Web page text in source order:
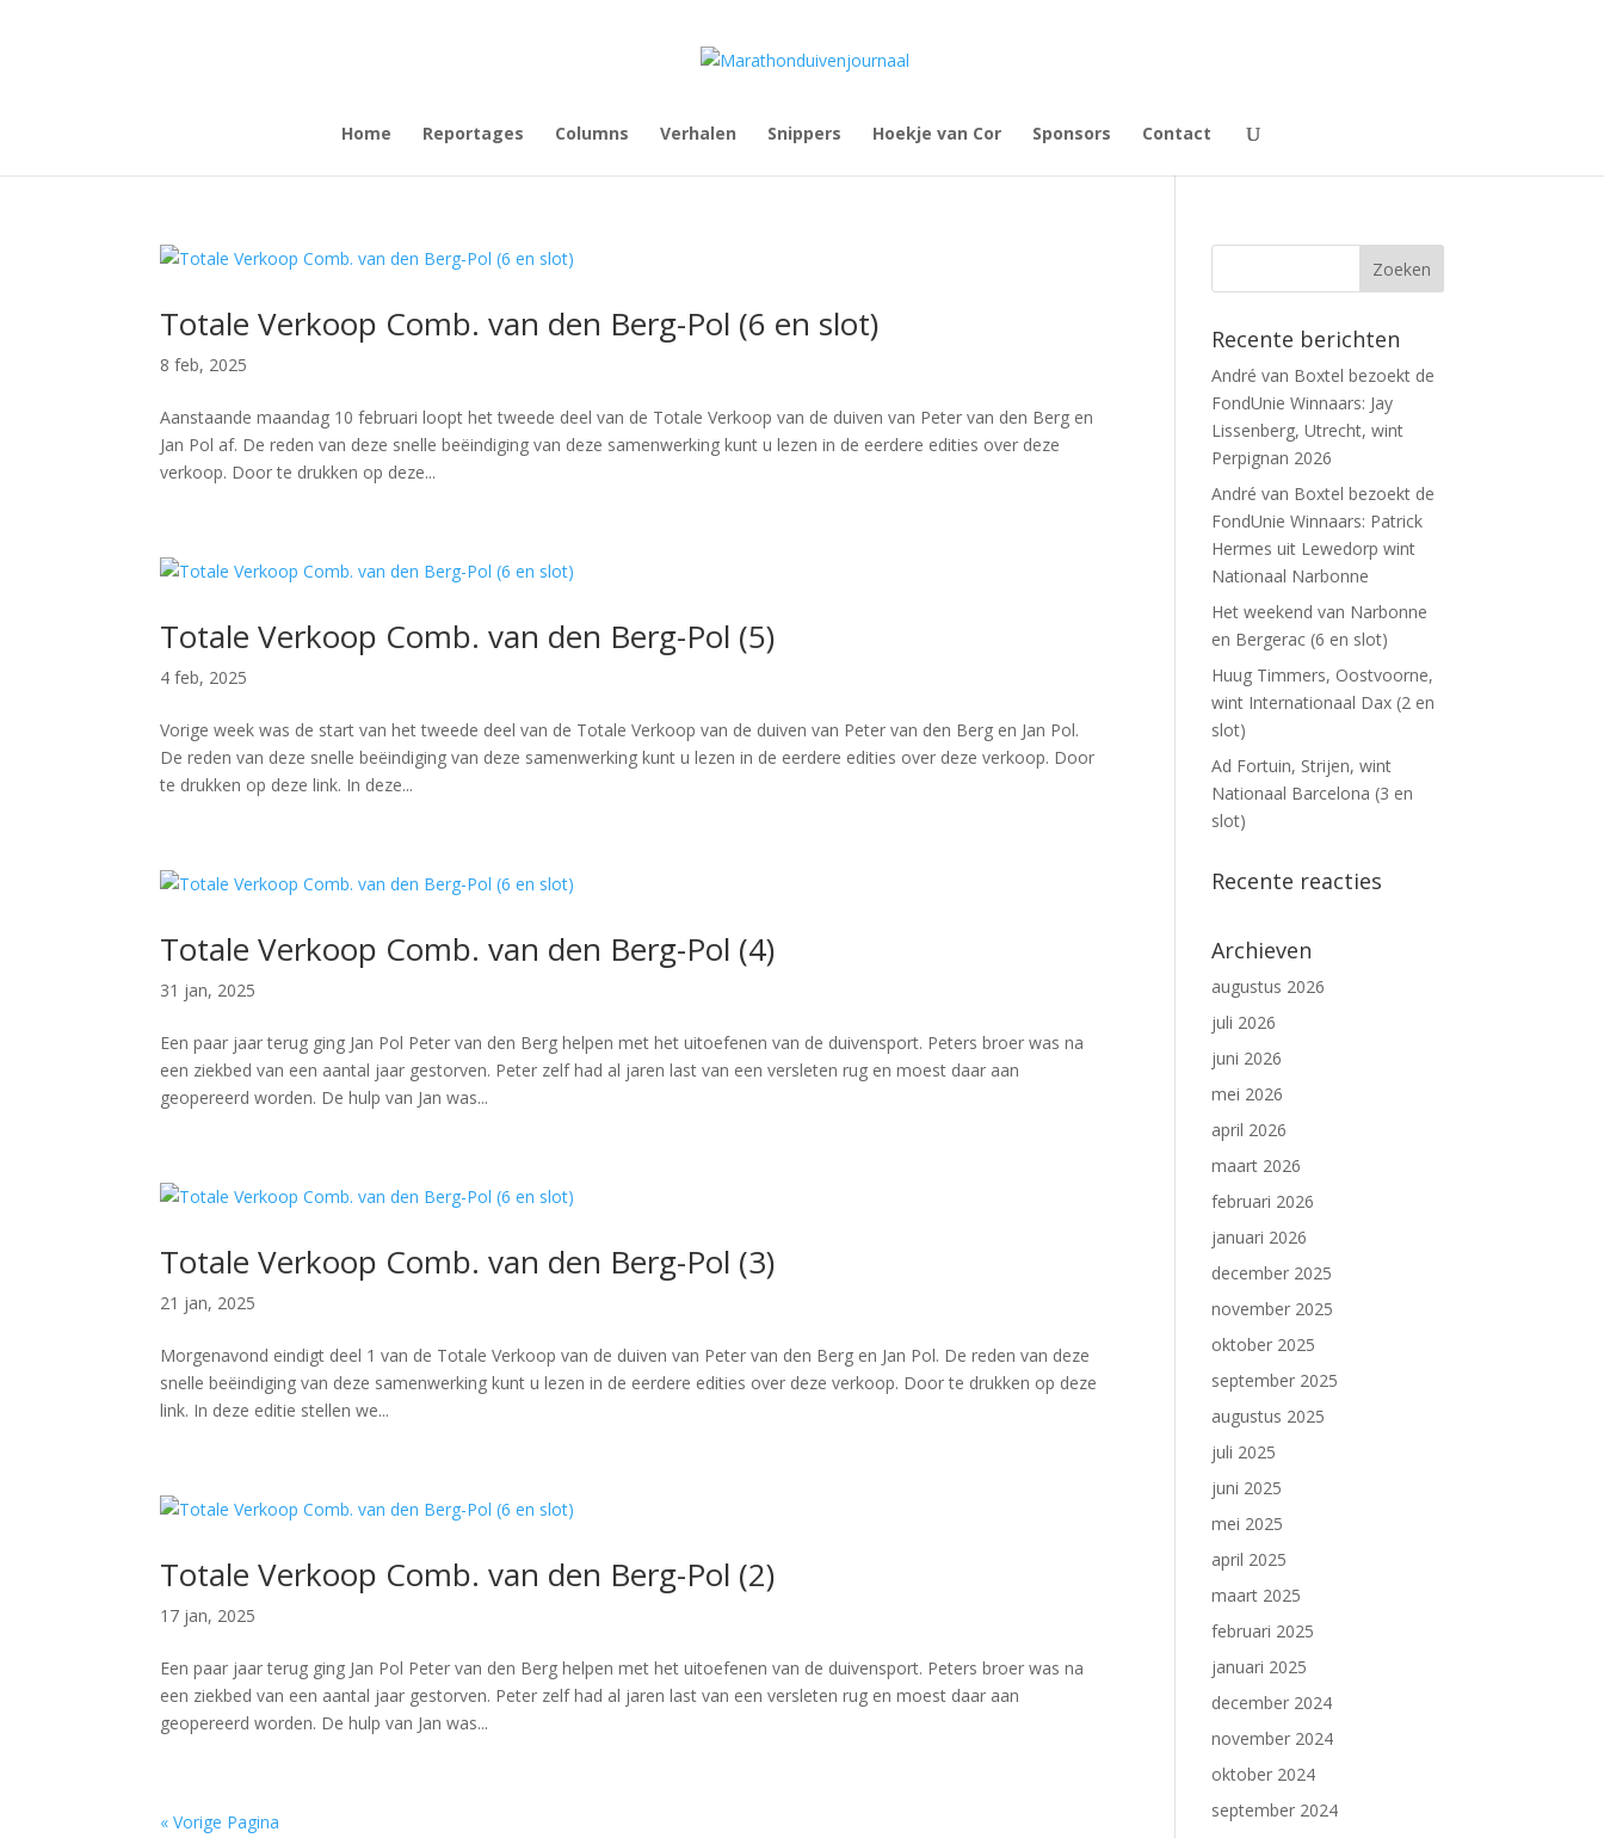
Home Reportages Columns Verhalen Snippers Hoekje van Cor Sponsors Contact
Totale Verkoop Comb. van den Berg-Pol (6 en slot)
8 feb, 2025
Aanstaande maandag 10 februari loopt het tweede deel van de Totale Verkoop van de duiven van Peter van den Berg en
Jan Pol af. De reden van deze snelle beëindiging van deze samenwerking kunt u lezen in de eerdere edities over deze
verkoop. Door te drukken op deze...
Totale Verkoop Comb. van den Berg-Pol (5)
4 feb, 2025
Vorige week was de start van het tweede deel van de Totale Verkoop van de duiven van Peter van den Berg en Jan Pol.
De reden van deze snelle beëindiging van deze samenwerking kunt u lezen in de eerdere edities over deze verkoop. Door
te drukken op deze link. In deze...
Totale Verkoop Comb. van den Berg-Pol (4)
31 jan, 2025
Een paar jaar terug ging Jan Pol Peter van den Berg helpen met het uitoefenen van de duivensport. Peters broer was na
een ziekbed van een aantal jaar gestorven. Peter zelf had al jaren last van een versleten rug en moest daar aan
geopereerd worden. De hulp van Jan was...
Totale Verkoop Comb. van den Berg-Pol (3)
21 jan, 2025
Morgenavond eindigt deel 1 van de Totale Verkoop van de duiven van Peter van den Berg en Jan Pol. De reden van deze
snelle beëindiging van deze samenwerking kunt u lezen in de eerdere edities over deze verkoop. Door te drukken op deze
link. In deze editie stellen we...
Totale Verkoop Comb. van den Berg-Pol (2)
17 jan, 2025
Een paar jaar terug ging Jan Pol Peter van den Berg helpen met het uitoefenen van de duivensport. Peters broer was na
een ziekbed van een aantal jaar gestorven. Peter zelf had al jaren last van een versleten rug en moest daar aan
geopereerd worden. De hulp van Jan was...
« Vorige Pagina
Recente berichten
André van Boxtel bezoekt de
FondUnie Winnaars: Jay
Lissenberg, Utrecht, wint
Perpignan 2026
André van Boxtel bezoekt de
FondUnie Winnaars: Patrick
Hermes uit Lewedorp wint
Nationaal Narbonne
Het weekend van Narbonne
en Bergerac (6 en slot)
Huug Timmers, Oostvoorne,
wint Internationaal Dax (2 en
slot)
Ad Fortuin, Strijen, wint
Nationaal Barcelona (3 en
slot)
Recente reacties
Archieven
augustus 2026
juli 2026
juni 2026
mei 2026
april 2026
maart 2026
februari 2026
januari 2026
december 2025
november 2025
oktober 2025
september 2025
augustus 2025
juli 2025
juni 2025
mei 2025
april 2025
maart 2025
februari 2025
januari 2025
december 2024
november 2024
oktober 2024
september 2024